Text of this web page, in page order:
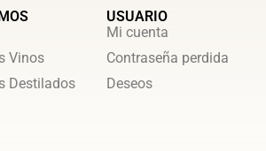
Vinos
Destilados
USUARIO
Mi cuenta
Contraseña perdida
Deseos